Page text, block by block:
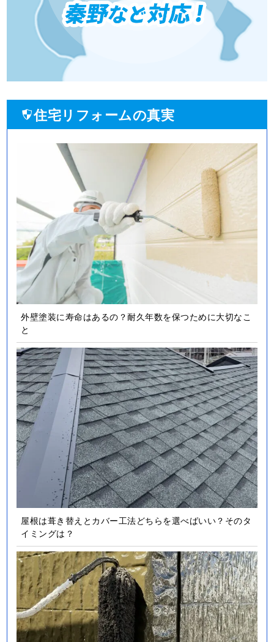
住宅リフォームの真実
外壁塗装に寿命はあるの？耐久年数を保つために大切なこ
と
屋根は葺き替えとカバー工法どちらを選べばいい？そのタ
イミングは？